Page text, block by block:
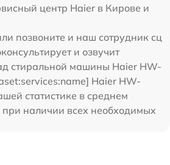
центр Haier в Кирове и
позвоните и наш сотрудник сц
и озвучит
стиральной машины Haier HW-
Haier HW-
статистике в среднем
наличии всех необходимых